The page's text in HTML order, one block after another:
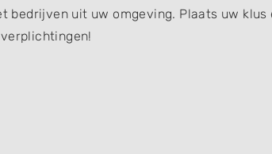
bedrijven uit uw omgeving. Plaats uw